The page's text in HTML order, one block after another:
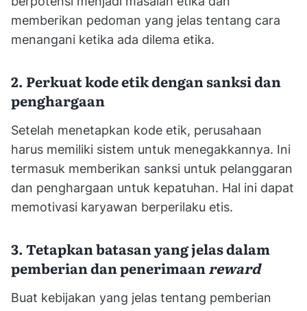
memberikan pedoman yang jelas tentang cara
menangani ketika ada dilema etika.
2. Perkuat kode etik dengan sanksi dan
penghargaan
Setelah menetapkan kode etik, perusahaan
harus memiliki sistem untuk menegakkannya. Ini
termasuk memberikan sanksi untuk pelanggaran
dan penghargaan untuk kepatuhan. Hal ini dapat
memotivasi karyawan berperilaku etis.
3. Tetapkan batasan yang jelas dalam
pemberian dan penerimaanreward
Buat kebijakan yang jelas tentang pemberian